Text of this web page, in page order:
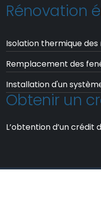
Rénovation
Isolation thermique des
Remplacement des
Installation d'un
Obtenir un
L’obtention d’un